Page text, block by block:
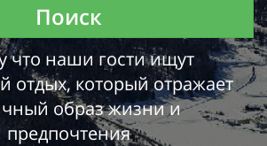
Поиск
что наши гости ищут
отдых, который отражает
образ жизни и
предпочтения